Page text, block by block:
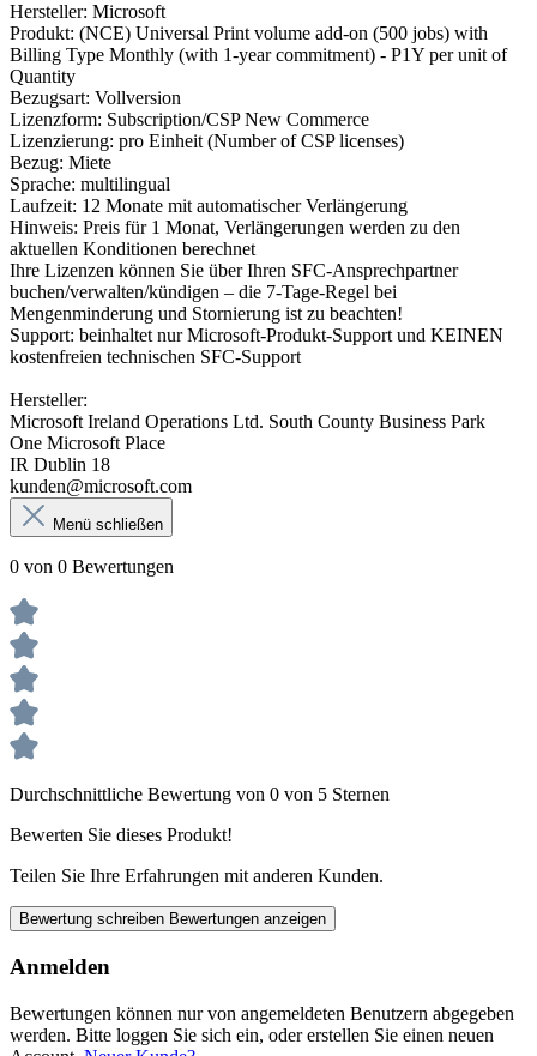
Hersteller: Microsoft
Produkt: (NCE) Universal Print volume add-on (500 jobs) with
Billing Type Monthly (with 1-year commitment) - P1Y per unit of
Quantity
Bezugsart: Vollversion
Lizenzform: Subscription/CSP New Commerce
Lizenzierung: pro Einheit (Number of CSP licenses)
Bezug: Miete
Sprache: multilingual
Laufzeit: 12 Monate mit automatischer Verlängerung
Hinweis: Preis für 1 Monat, Verlängerungen werden zu den
aktuellen Konditionen berechnet
Ihre Lizenzen können Sie über Ihren SFC-Ansprechpartner
buchen/verwalten/kündigen – die 7-Tage-Regel bei
Mengenminderung und Stornierung ist zu beachten!
Support: beinhaltet nur Microsoft-Produkt-Support und KEINEN
kostenfreien technischen SFC-Support
Hersteller:
Microsoft Ireland Operations Ltd. South County Business Park
One Microsoft Place
IR Dublin 18
kunden@microsoft.com
Menü schließen
0 von 0 Bewertungen
Durchschnittliche Bewertung von 0 von 5 Sternen
Bewerten Sie dieses Produkt!
Teilen Sie Ihre Erfahrungen mit anderen Kunden.
Bewertung schreiben Bewertungen anzeigen
Anmelden
Bewertungen können nur von angemeldeten Benutzern abgegeben
werden. Bitte loggen Sie sich ein, oder erstellen Sie einen neuen